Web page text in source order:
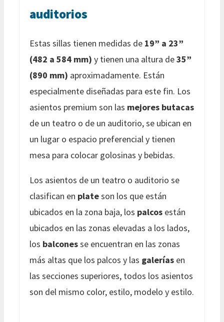
auditorios
Estas sillas tienen medidas de 19” a 23”
(482 a 584 mm) y tienen una altura de35”
(890 mm) aproximadamente. Están
especialmente diseñadas para este fin. Los
asientos premium son las mejores butacas
de un teatro o de un auditorio, se ubican en
un lugar o espacio preferencial y tienen
mesa para colocar golosinas y bebidas.
Los asientos de un teatro o auditorio se
clasifican en plateson los que están
ubicados en la zona baja, los palcos están
ubicados en las zonas elevadas a los lados,
los balconesse encuentran en las zonas
más altas que los palcos y las galerías en
las secciones superiores, todos los asientos
son del mismo color, estilo, modelo y estilo.